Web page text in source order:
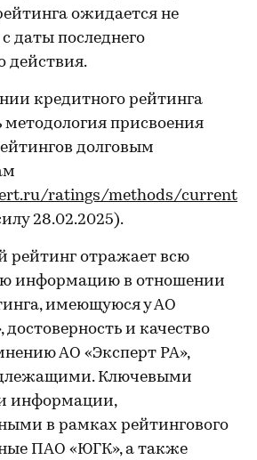
ожидается не
даты последнего
действия.
кредитного рейтинга
присвоения
долговым
ratings/methods/current
28.02.2025).
рейтинг отражает всю
информацию в отношении
имеющуюся у АО
достоверность и качество
АО «Эксперт РА»,
Ключевыми
информации,
в рамках рейтингового
ПАО «ЮГК», а также